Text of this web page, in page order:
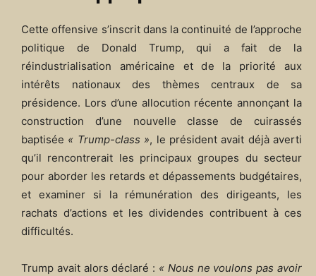
Cette offensive s’inscrit dans la continuité de l’approche
politique de Donald Trump, qui a fait de la
réindustrialisation américaine et de la priorité aux
intérêts nationaux des thèmes centraux de sa
présidence. Lors d’une allocution récente annonçant la
construction d’une nouvelle classe de cuirassés
baptisée « Trump-class », le président avait déjà averti
qu’il rencontrerait les principaux groupes du secteur
pour aborder les retards et dépassements budgétaires,
et examiner si la rémunération des dirigeants, les
rachats d’actions et les dividendes contribuent à ces
difficultés.
Trump avait alors déclaré : « Nous ne voulons pas avoir